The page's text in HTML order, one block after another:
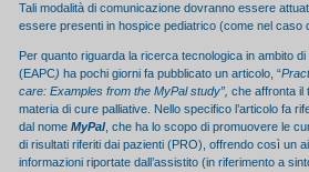
Tali modalità di comunicazione dovranno essere
essere presenti in hospice pediatrico (come nel caso
Per quanto riguarda la ricerca tecnologica in ambito di
(EAPC) ha pochi giorni fa pubblicato un articolo, “
care: Examples from the MyPal study”, che affronta il
materia di cure palliative. Nello specifico l’articolo fa
dal nome MyPal, che ha lo scopo di promuovere le
di risultati riferiti dai pazienti (PRO), offrendo così un
informazioni riportate dall’assistito (in riferimento a